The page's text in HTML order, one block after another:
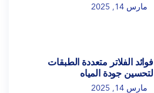
مارس 14, 2025
فوائد الفلاتر متعددة الطبقات
لتحسين جودة المياه
مارس 14, 2025